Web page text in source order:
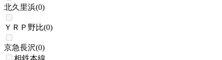
北久里浜(0)
ＹＲＰ野比(0)
京急長沢(0)